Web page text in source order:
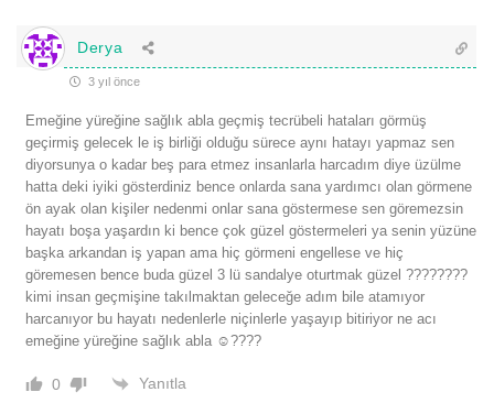
Derya
3 yıl önce
Emeğine yüreğine sağlık abla geçmiş tecrübeli hataları görmüş
geçirmiş gelecek le iş birliği olduğu sürece aynı hatayı yapmaz sen
diyorsunya o kadar beş para etmez insanlarla harcadım diye üzülme
hatta deki iyiki gösterdiniz bence onlarda sana yardımcı olan görmene
ön ayak olan kişiler nedenmi onlar sana göstermese sen göremezsin
hayatı boşa yaşardın ki bence çok güzel göstermeleri ya senin yüzüne
başka arkandan iş yapan ama hiç görmeni engellese ve hiç
göremesen bence buda güzel 3 lü sandalye oturtmak güzel ????????
kimi insan geçmişine takılmaktan geleceğe adım bile atamıyor
harcanıyor bu hayatı nedenlerle niçinlerle yaşayıp bitiriyor ne acı
emeğine yüreğine sağlık abla ☺️????
0 Yanıtla